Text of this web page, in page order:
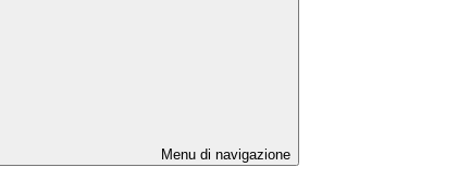
Menu di navigazione